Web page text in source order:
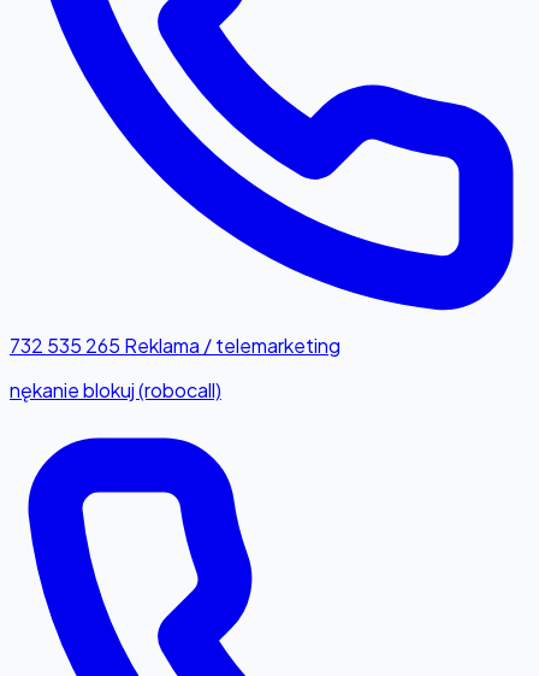
732 535 265 Reklama / telemarketing
nękanie blokuj (robocall)